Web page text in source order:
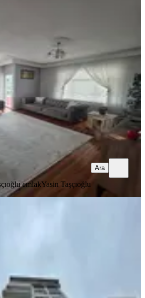
Emlaktan Satılık Uygun
Tophane Mahallesi
6. Kat·01.08.2026
₺
emlakYasin Taşçıoğlu
Ara
₺